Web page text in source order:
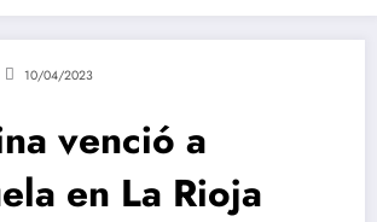
10/04/2023
venció a
en La Rioja